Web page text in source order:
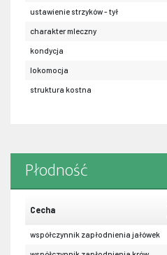
ustawienie strzyków - tył
charakter mleczny
kondycja
lokomocja
struktura kostna
Płodność
Cecha
współczynnik zapłodnienia jałówek